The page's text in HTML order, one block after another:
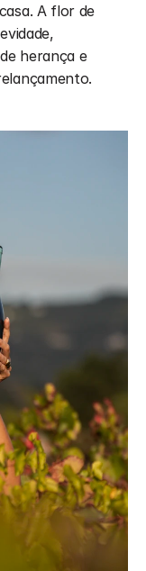
A flor de
herança e